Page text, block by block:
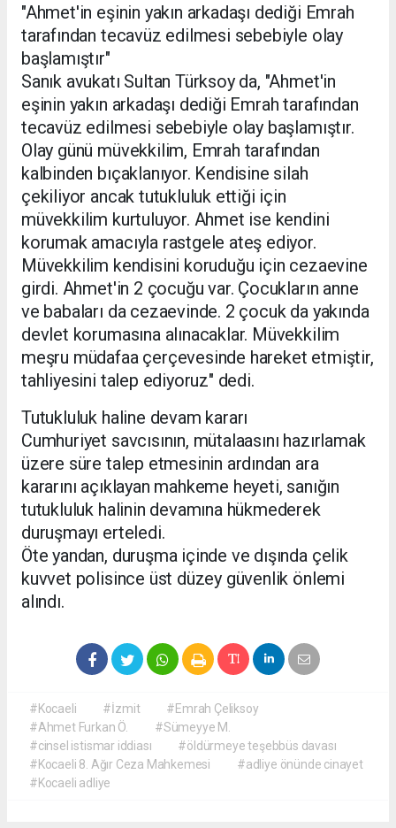
"Ahmet'in eşinin yakın arkadaşı dediği Emrah
tarafından tecavüz edilmesi sebebiyle olay
başlamıştır"
Sanık avukatı Sultan Türksoy da, "Ahmet'in
eşinin yakın arkadaşı dediği Emrah tarafından
tecavüz edilmesi sebebiyle olay başlamıştır.
Olay günü müvekkilim, Emrah tarafından
kalbinden bıçaklanıyor. Kendisine silah
çekiliyor ancak tutukluluk ettiği için
müvekkilim kurtuluyor. Ahmet ise kendini
korumak amacıyla rastgele ateş ediyor.
Müvekkilim kendisini koruduğu için cezaevine
girdi. Ahmet'in 2 çocuğu var. Çocukların anne
ve babaları da cezaevinde. 2 çocuk da yakında
devlet korumasına alınacaklar. Müvekkilim
meşru müdafaa çerçevesinde hareket etmiştir,
tahliyesini talep ediyoruz" dedi.
Tutukluluk haline devam kararı
Cumhuriyet savcısının, mütalaasını hazırlamak
üzere süre talep etmesinin ardından ara
kararını açıklayan mahkeme heyeti, sanığın
tutukluluk halinin devamına hükmederek
duruşmayı erteledi.
Öte yandan, duruşma içinde ve dışında çelik
kuvvet polisince üst düzey güvenlik önlemi
alındı.
#Kocaeli #İzmit
#Emrah Çeliksoy
#Ahmet Furkan Ö.
#Sümeyye M.
#cinsel istismar iddiası
#öldürmeye teşebbüs davası
#Kocaeli 8. Ağır Ceza Mahkemesi
#adliye önünde cinayet
#Kocaeli adliye